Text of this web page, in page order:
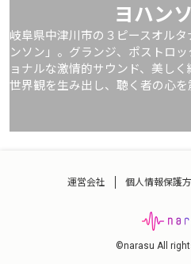
ヨハン
岐阜県中津川市の３ピースオル
ンソン」。グランジ、ポストロ
ョナルな激情的サウンド、美し
世界観を生み出し、聴く者の心を
運営会社 個人情報保護
©narasu All